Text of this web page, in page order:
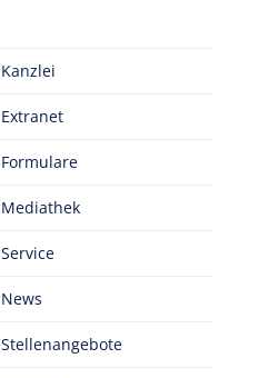
Kanzlei
Extranet
Formulare
Mediathek
Service
News
Stellenangebote